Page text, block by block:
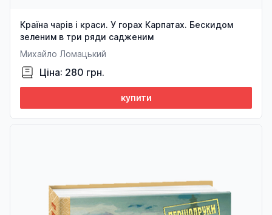
Країна чарів і краси. У горах Карпатах. Бескидом
зеленим в три ряди садженим
Михайло Ломацький
Ціна: 280 грн.
купити